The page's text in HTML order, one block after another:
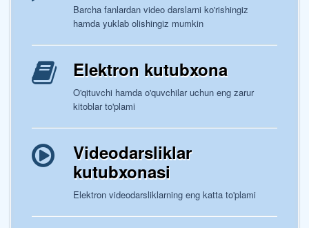
Barcha fanlardan video darslarni ko'rishingiz
hamda yuklab olishingiz mumkin
Elektron kutubxona
O'qituvchi hamda o'quvchilar uchun eng zarur
kitoblar to'plami
Videodarsliklar
kutubxonasi
Elektron videodarsliklarning eng katta to'plami